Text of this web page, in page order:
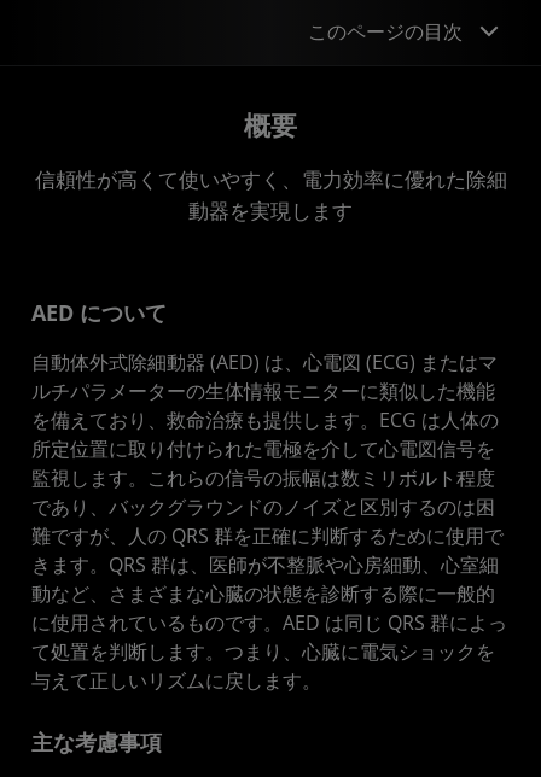
このページの目次
デバイス サポート
お問い合わせ
概要
信頼性が高くて使いやすく、電力効率に優れた除細
動器を実現します
AED について
自動体外式除細動器 (AED) は、心電図 (ECG) またはマ
ルチパラメーターの生体情報モニターに類似した機能
を備えており、救命治療も提供します。ECG は人体の
所定位置に取り付けられた電極を介して心電図信号を
監視します。これらの信号の振幅は数ミリボルト程度
であり、バックグラウンドのノイズと区別するのは困
難ですが、人の QRS 群を正確に判断するために使用で
きます。QRS 群は、医師が不整脈や心房細動、心室細
動など、さまざまな心臓の状態を診断する際に一般的
に使用されているものです。AED は同じ QRS 群によっ
て処置を判断します。つまり、心臓に電気ショックを
与えて正しいリズムに戻します。
主な考慮事項